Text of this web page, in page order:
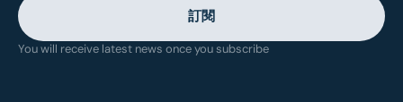
訂閱
You will receive latest news once you subscribe